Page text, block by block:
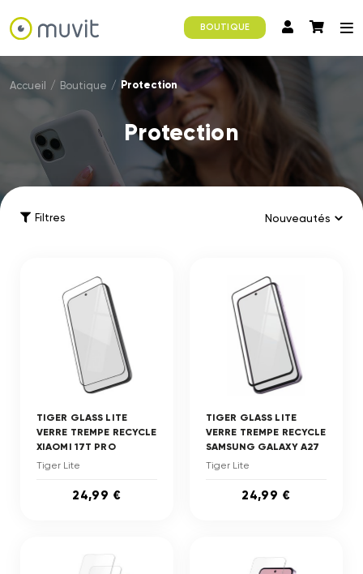
BOUTIQUE
Accueil / Boutique / Protection
Protection
Filtres
TIGER GLASS LITE
VERRE TREMPE RECYCLE
XIAOMI 17T PRO
Tiger Lite
24,99 €
TIGER GLASS LITE
VERRE TREMPE RECYCLE
SAMSUNG GALAXY A27
Tiger Lite
24,99 €